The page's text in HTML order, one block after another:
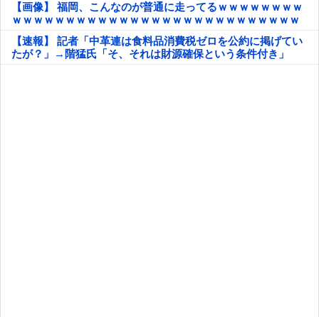
【画像】 福岡、こんなのが普通に走ってるｗｗｗｗｗｗｗｗ
ｗｗｗｗｗｗｗｗｗｗｗｗｗｗｗｗｗｗｗｗｗｗｗｗｗｗｗ
ｗｗｗｗｗ
【速報】 記者「中革連は食料品消費税ゼロを公約に掲げてい
たが？」→階猛氏「そ、それは財源確保という条件付き」